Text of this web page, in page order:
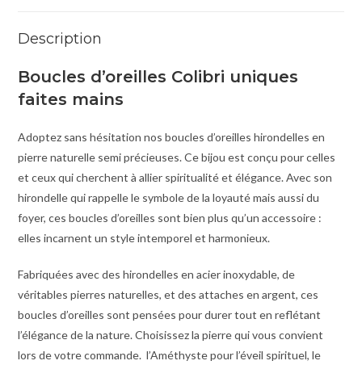
Description
Boucles d’oreilles Colibri uniques
faites mains
Adoptez sans hésitation nos boucles d’oreilles hirondelles en
pierre naturelle semi précieuses. Ce bijou est conçu pour celles
et ceux qui cherchent à allier spiritualité et élégance. Avec son
hirondelle qui rappelle le symbole de la loyauté mais aussi du
foyer, ces boucles d’oreilles sont bien plus qu’un accessoire :
elles incarnent un style intemporel et harmonieux.
Fabriquées avec des hirondelles en acier inoxydable, de
véritables pierres naturelles, et des attaches en argent, ces
boucles d’oreilles sont pensées pour durer tout en reflétant
l’élégance de la nature. Choisissez la pierre qui vous convient
lors de votre commande. l’Améthyste pour l’éveil spirituel, le